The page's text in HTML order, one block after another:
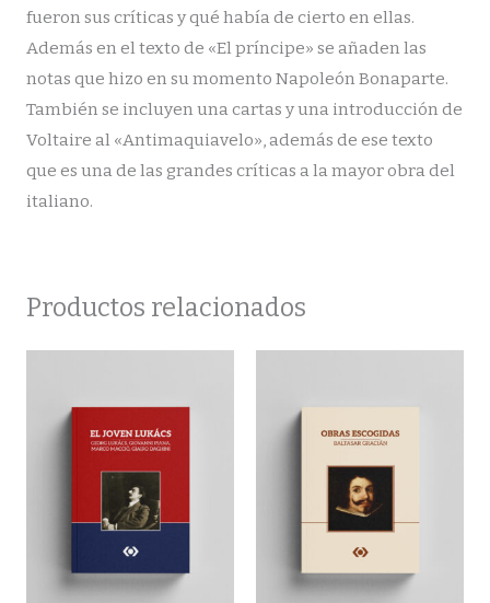
fueron sus críticas y qué había de cierto en ellas.
Además en el texto de «El príncipe» se añaden las
notas que hizo en su momento Napoleón Bonaparte.
También se incluyen una cartas y una introducción de
Voltaire al «Antimaquiavelo», además de ese texto
que es una de las grandes críticas a la mayor obra del
italiano.
Productos relacionados